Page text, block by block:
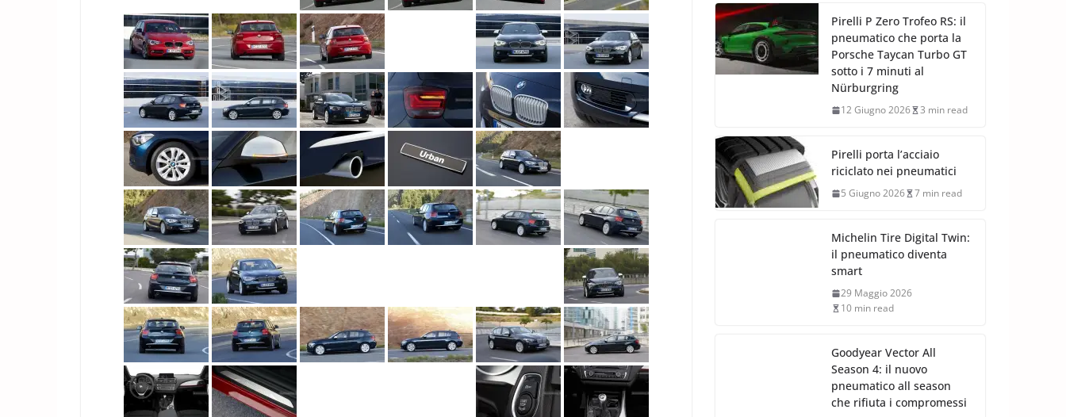
Pirelli P Zero Trofeo RS: il
pneumatico che porta la
Porsche Taycan Turbo GT
sotto i 7 minuti al
Nürburgring
12 Giugno 2026 3 min read
Pirelli porta l’acciaio
riciclato nei pneumatici
5 Giugno 2026 7 min read
Michelin Tire Digital Twin:
il pneumatico diventa
smart
29 Maggio 2026
10 min read
Goodyear Vector All
Season 4: il nuovo
pneumatico all season
che rifiuta i compromessi